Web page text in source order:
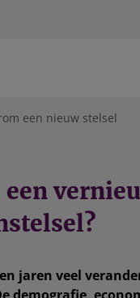
een nieuw stelsel
jaren veel